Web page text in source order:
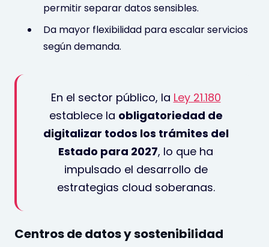
permitir separar datos sensibles.
Da mayor flexibilidad para escalar servicios
según demanda.
En el sector público, la Ley 21.180
establece la obligatoriedad de
digitalizar todos los trámites del
Estado para 2027, lo que ha
impulsado el desarrollo de
estrategias cloud soberanas.
Centros de datos y sostenibilidad